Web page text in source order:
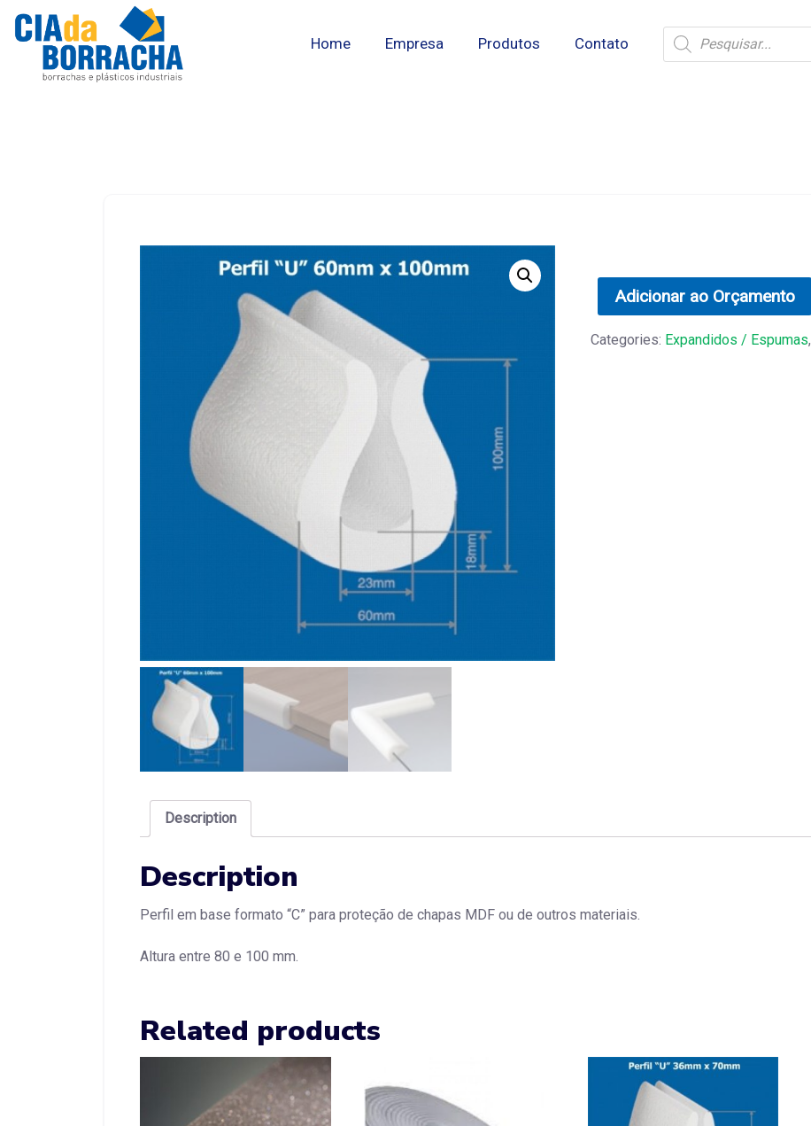
Home Empresa Produtos Contato
Pesquisar
produtos
Adicionar ao Orçamento
Categories: Expandidos / Espumas,
Description
Description
Perfil em base formato “C” para proteção de chapas MDF ou de outros materiais.
Altura entre 80 e 100 mm.
Related products